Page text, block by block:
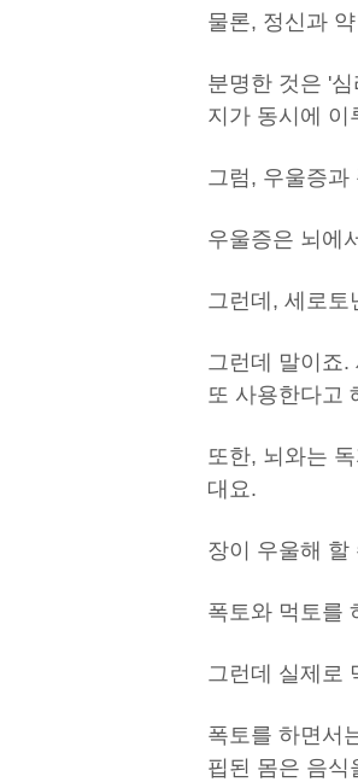
물론, 정신과
분명한 것은 '
지가 동시에 이
그럼, 우울증과
우울증은 뇌에
그런데, 세로토
그런데 말이죠.
또 사용한다고
또한, 뇌와는
대요.
장이 우울해 할
폭토와 먹토를
그런데 실제로
폭토를 하면서
핍된 몸은 음식